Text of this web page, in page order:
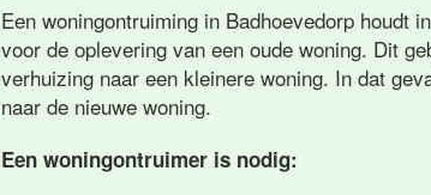
Een woningontruiming in Badhoevedorp houdt
voor de oplevering van een oude woning. Dit
verhuizing naar een kleinere woning. In dat
naar de nieuwe woning.
Een woningontruimer is nodig: